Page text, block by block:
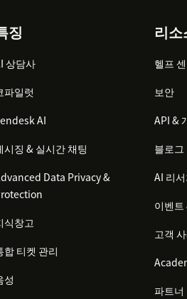
징
상담사
파일럿
AI
시징 & 실시간 채팅
Data Privacy &
식창고
합 티켓 관리
성
리소
헬프
보안
API &
블로그
AI 리
이벤
고객
파트너